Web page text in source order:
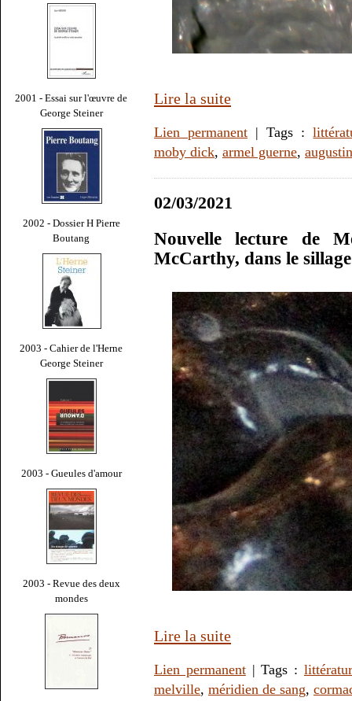
2001 - Essai sur l'œuvre de
George Steiner
2002 - Dossier H Pierre
Boutang
2003 - Cahier de l'Herne
George Steiner
2003 - Gueules d'amour
2003 - Revue des deux
mondes
Lire la suite
Lien permanent | Tags :
moby dick, armel guerne,
02/03/2021
Nouvelle lecture de
McCarthy, dans le
Lire la suite
Lien permanent| Tags :
melville, méridien de sang,